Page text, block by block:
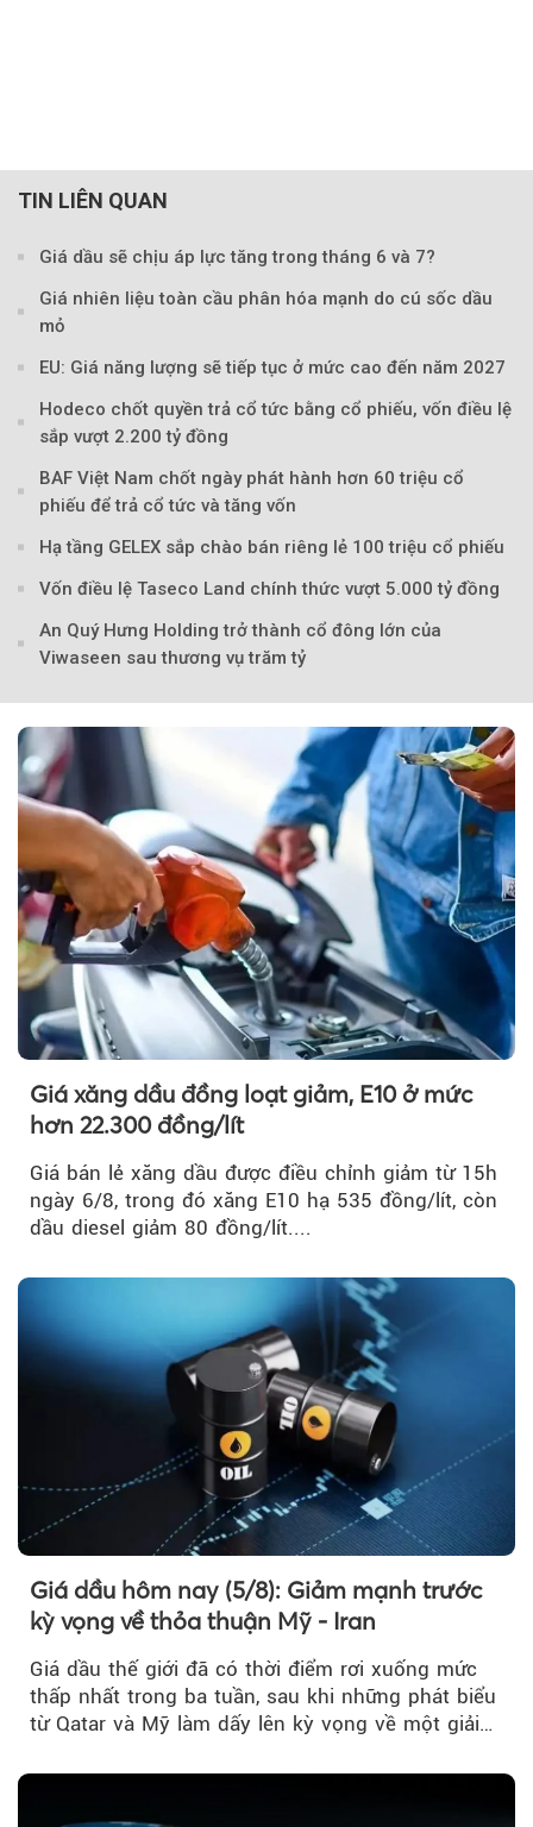
Theo
TIN LIÊN QUAN
Giá dầu sẽ chịu áp lực tăng trong tháng 6 và 7?
Giá nhiên liệu toàn cầu phân hóa mạnh do cú sốc dầu
mỏ
EU: Giá năng lượng sẽ tiếp tục ở mức cao đến năm 2027
Hodeco chốt quyền trả cổ tức bằng cổ phiếu, vốn điều lệ
sắp vượt 2.200 tỷ đồng
BAF Việt Nam chốt ngày phát hành hơn 60 triệu cổ
phiếu để trả cổ tức và tăng vốn
Hạ tầng GELEX sắp chào bán riêng lẻ 100 triệu cổ phiếu
Vốn điều lệ Taseco Land chính thức vượt 5.000 tỷ đồng
An Quý Hưng Holding trở thành cổ đông lớn của
Viwaseen sau thương vụ trăm tỷ
Giá xăng dầu đồng loạt giảm, E10 ở mức
hơn 22.300 đồng/lít
Giá bán lẻ xăng dầu được điều chỉnh giảm từ 15h
ngày 6/8, trong đó xăng E10 hạ 535 đồng/lít, còn
dầu diesel giảm 80 đồng/lít....
Giá dầu hôm nay (5/8): Giảm mạnh trước
kỳ vọng về thỏa thuận Mỹ - Iran
Giá dầu thế giới đã có thời điểm rơi xuống mức
thấp nhất trong ba tuần, sau khi những phát biểu
từ Qatar và Mỹ làm dấy lên kỳ vọng về một giải
Iran.